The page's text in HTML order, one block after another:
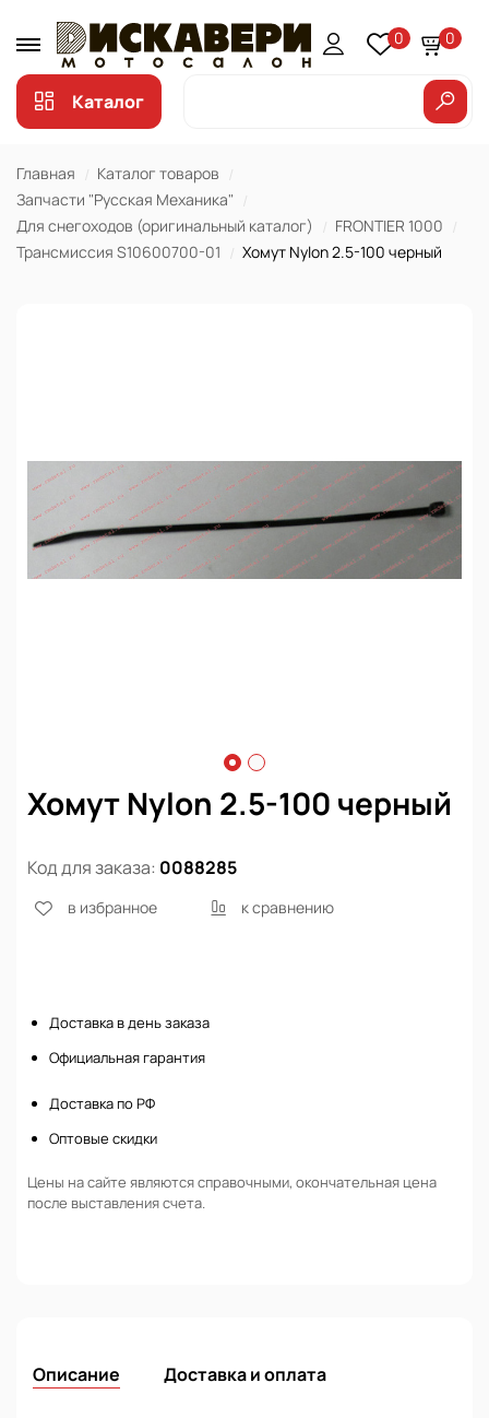
0 0
Каталог
Главная
Каталог товаров
Запчасти "Русская Механика"
Для снегоходов (оригинальный каталог)
FRONTIER 1000
Трансмиссия S10600700-01
Хомут Nylon 2.5-100 черный
Хомут Nylon 2.5-100 черный
Код для заказа: 0088285
в избранное к сравнению
Доставка в день заказа
Официальная гарантия
Доставка по РФ
Оптовые скидки
Цены на сайте являются справочными, окончательная цена
после выставления счета.
Описание Доставка и оплата